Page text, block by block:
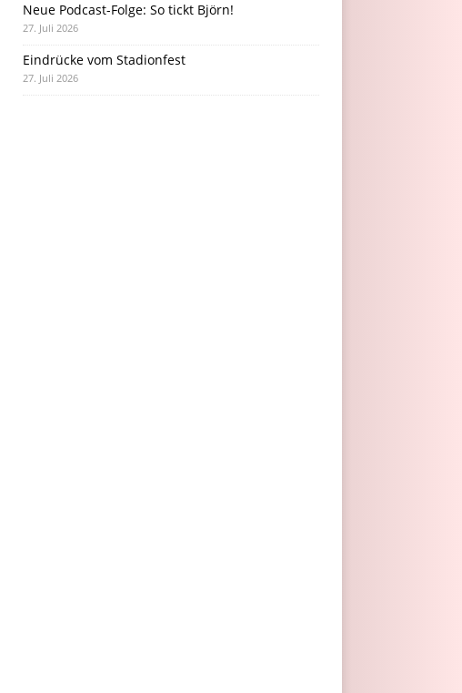
Neue Podcast-Folge: So tickt Björn!
27. Juli 2026
Eindrücke vom Stadionfest
27. Juli 2026